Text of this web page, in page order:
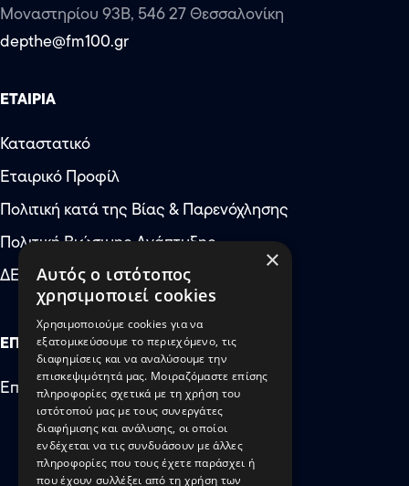
Μοναστηρίου 93Β, 546 27 Θεσσαλονίκη
depthe@fm100.gr
ΕΤΑΙΡΙΑ
Καταστατικό
Εταιρικό Προφίλ
Πολιτική κατά της Βίας & Παρενόχλησης
Πολιτική Βιώσιμης Ανάπτυξης
ΔΕΠΘΕ: Έκτακτες Ανάγκες
ΕΠΙΚΟΙΝΩΝΙΑ
Επικοινωνήστε μαζί μας
×
Αυτός ο ιστότοπος
χρησιμοποιεί cookies
Χρησιμοποιούμε cookies για να
εξατομικεύσουμε το περιεχόμενο, τις
διαφημίσεις και να αναλύσουμε την
επισκεψιμότητά μας. Μοιραζόμαστε επίσης
πληροφορίες σχετικά με τη χρήση του
ιστότοπού μας με τους συνεργάτες
διαφήμισης και ανάλυσης, οι οποίοι
ενδέχεται να τις συνδυάσουν με άλλες
πληροφορίες που τους έχετε παράσχει ή
που έχουν συλλέξει από τη χρήση των